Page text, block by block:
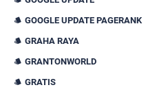
GOOGLE UPDATE PAGERANK
GRAHA RAYA
GRANTONWORLD
GRATIS